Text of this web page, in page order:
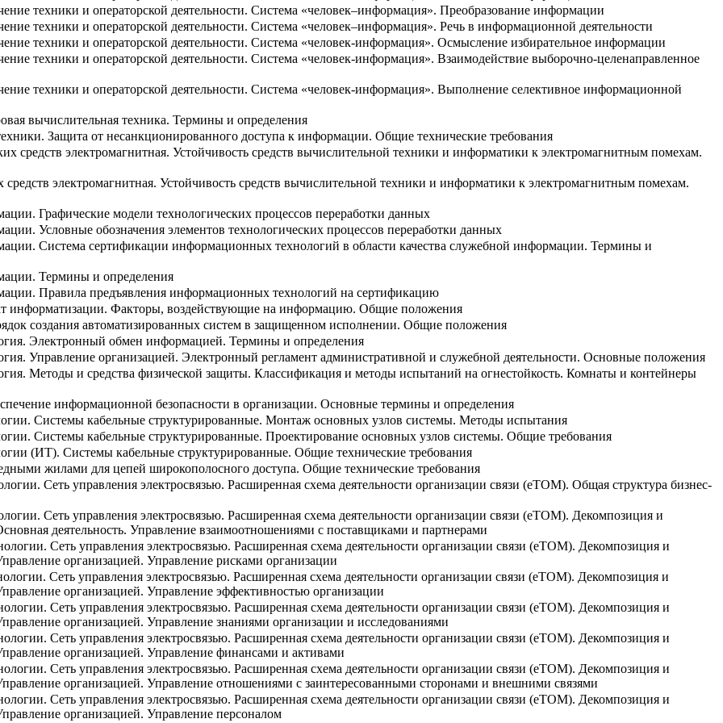
техники и операторской деятельности. Система «человек–информация». Преобразование информации
техники и операторской деятельности. Система «человек–информация». Речь в информационной деятельности
техники и операторской деятельности. Система «человек-информация». Осмысление избирательное информации
техники и операторской деятельности. Система «человек-информация». Взаимодействие выборочно-целенаправленное
техники и операторской деятельности. Система «человек-информация». Выполнение селективное информационной
вычислительная техника. Термины и определения
Защита от несанкционированного доступа к информации. Общие технические требования
средств электромагнитная. Устойчивость средств вычислительной техники и информатики к электромагнитным помехам.
электромагнитная. Устойчивость средств вычислительной техники и информатики к электромагнитным помехам.
Графические модели технологических процессов переработки данных
Условные обозначения элементов технологических процессов переработки данных
Система сертификации информационных технологий в области качества служебной информации. Термины и
Термины и определения
Правила предъявления информационных технологий на сертификацию
информатизации. Факторы, воздействующие на информацию. Общие положения
создания автоматизированных систем в защищенном исполнении. Общие положения
Электронный обмен информацией. Термины и определения
Управление организацией. Электронный регламент административной и служебной деятельности. Основные положения
Методы и средства физической защиты. Классификация и методы испытаний на огнестойкость. Комнаты и контейнеры
информационной безопасности в организации. Основные термины и определения
Системы кабельные структурированные. Монтаж основных узлов системы. Методы испытания
Системы кабельные структурированные. Проектирование основных узлов системы. Общие требования
(ИТ). Системы кабельные структурированные. Общие технические требования
жилами для цепей широкополосного доступа. Общие технические требования
Сеть управления электросвязью. Расширенная схема деятельности организации связи (eТОМ). Общая структура бизнес-
Сеть управления электросвязью. Расширенная схема деятельности организации связи (eТОМ). Декомпозиция и
деятельность. Управление взаимоотношениями с поставщиками и партнерами
Сеть управления электросвязью. Расширенная схема деятельности организации связи (eTOM). Декомпозиция и
организацией. Управление рисками организации
Сеть управления электросвязью. Расширенная схема деятельности организации связи (eTOM). Декомпозиция и
организацией. Управление эффективностью организации
Сеть управления электросвязью. Расширенная схема деятельности организации связи (eTOM). Декомпозиция и
организацией. Управление знаниями организации и исследованиями
Сеть управления электросвязью. Расширенная схема деятельности организации связи (eTOM). Декомпозиция и
организацией. Управление финансами и активами
Сеть управления электросвязью. Расширенная схема деятельности организации связи (eTOM). Декомпозиция и
организацией. Управление отношениями с заинтересованными сторонами и внешними связями
Сеть управления электросвязью. Расширенная схема деятельности организации связи (eTOM). Декомпозиция и
организацией. Управление персоналом